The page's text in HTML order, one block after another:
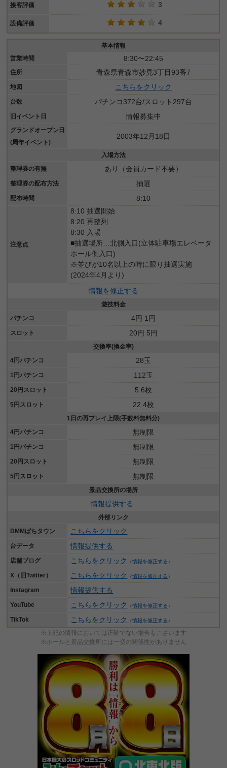
接客評価 3
設備評価 4
基本情報
営業時間
8:30〜22:45
住所 青森県青森市妙見3丁目93番7
地図 こちらをクリック
台数 パチンコ372台/スロット297台
旧イベント日 情報募集中
グランドオープン日
(周年イベント)
2003年12月18日
入場方法
整理券の有無
あり（会員カード不要）
整理券の配布方法 抽選
配布時間 8:10
注意点
8:10 抽選開始
8:20 再整列
8:30 入場
■抽選場所…北側入口(立体駐車場エレベータ
ホール側入口)
※並びが10名以上の時に限り抽選実施
(2024年4月より)
情報を修正する
遊技料金
パチンコ
4円 1円
スロット 20円 5円
交換率(換金率)
4円パチンコ
28玉
1円パチンコ 112玉
20円スロット 5.6枚
5円スロット 22.4枚
1日の再プレイ上限(手数料無料分)
4円パチンコ
無制限
1円パチンコ 無制限
20円スロット 無制限
5円スロット 無制限
景品交換所の場所
情報提供する
外部リンク
DMMぱちタウン
こちらをクリック
台データ 情報提供する
店舗ブログ こちらをクリック （情報を修正する ）
X（旧Twitter） こちらをクリック （情報を修正する ）
Instagram 情報提供する
YouTube こちらをクリック （情報を修正する ）
TikTok こちらをクリック （情報を修正する ）
※上記の情報においては正確でない場合もございます
※ホールと景品交換所には一切の関係性がありません